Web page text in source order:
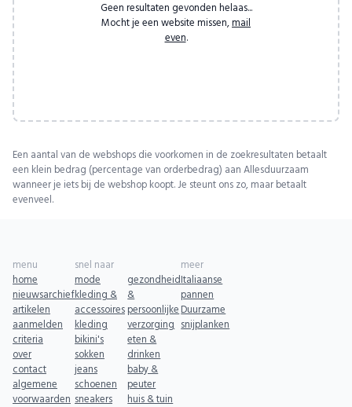
Geen resultaten gevonden helaas...
Mocht je een website missen, mail
even.
Een aantal van de webshops die voorkomen in de zoekresultaten betaalt
een klein bedrag (percentage van orderbedrag) aan Allesduurzaam
wanneer je iets bij de webshop koopt. Je steunt ons zo, maar betaalt
evenveel.
menu
home
nieuwsarchief
artikelen
aanmelden
criteria
over
contact
algemene
voorwaarden
snel naar
mode
kleding &
accessoires
kleding
bikini's
sokken
jeans
schoenen
sneakers
gezondheid
&
persoonlijke
verzorging
eten &
drinken
baby &
peuter
huis & tuin
meer
Italiaanse
pannen
Duurzame
snijplanken